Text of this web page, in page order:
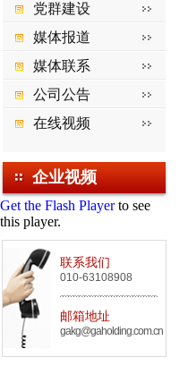
党群建设
媒体报道
媒体联系
公司公告
在线视频
企业视频
Get the Flash Playerto see
this player.
联系我们
010-63108908
邮箱地址
gakg@gaholding.com.cn